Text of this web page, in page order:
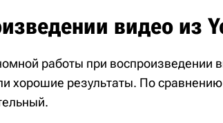
видео из
работы при воспроизведении
хорошие результаты. По